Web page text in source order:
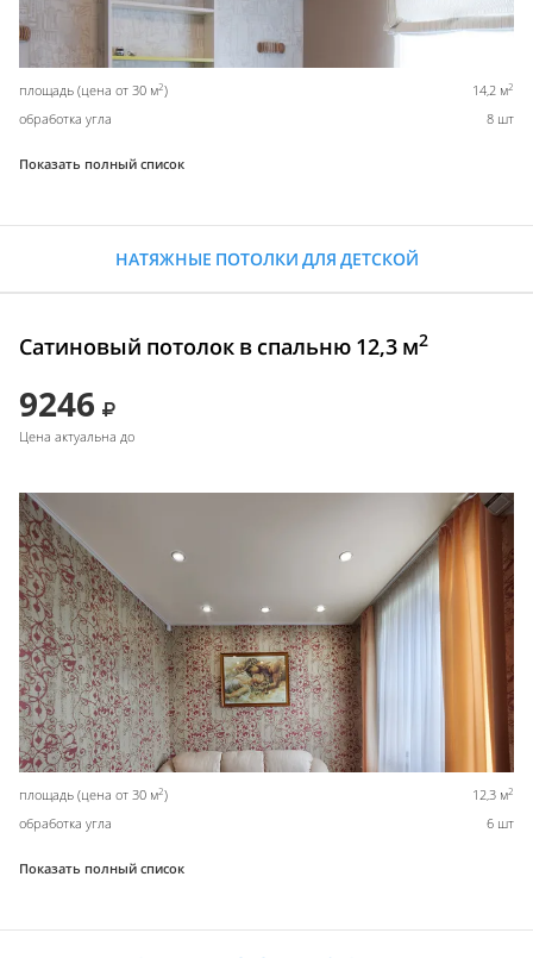
площадь (цена от 30 м2) 14,2 м2
обработка угла 8 шт
Показать полный список
НАТЯЖНЫЕ ПОТОЛКИ ДЛЯ ДЕТСКОЙ
Сатиновый потолок в спальню 12,3 м2
9246
Цена актуальна до
площадь (цена от 30 м2) 12,3 м2
обработка угла 6 шт
Показать полный список